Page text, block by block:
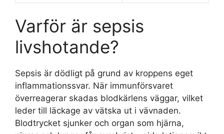
Varför är sepsis
livshotande?
Sepsis är dödligt på grund av kroppens eget
inflammationssvar. När immunförsvaret
överreagerar skadas blodkärlens väggar, vilket
leder till läckage av vätska ut i vävnaden.
Blodtrycket sjunker och organ som hjärna,